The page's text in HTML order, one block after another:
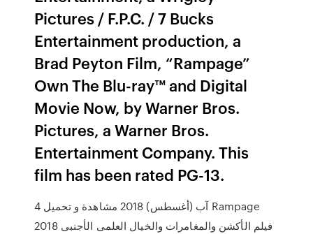
Pictures / F.P.C. / 7 Bucks
Entertainment production, a
Brad Peyton Film, “Rampage”
Own The Blu-ray™ and Digital
Movie Now, by Warner Bros.
Pictures, a Warner Bros.
Entertainment Company. This
film has been rated PG-13.
4 آب (أغسطس) 2018 مشاهدة و تحميل Rampage
2018 فيلم الأكشن والمغامرات والخيال العلمى الأجنبى